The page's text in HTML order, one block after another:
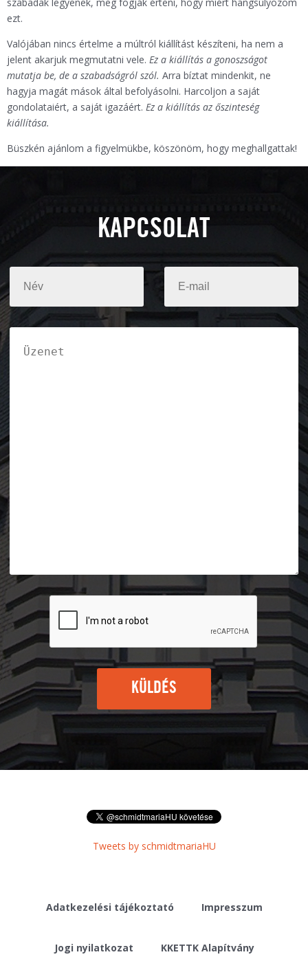
ezt.
Valójában nincs értelme a múltról kiállítást készíteni, ha nem a
jelent akarjuk megmutatni vele. Ez a kiállítás a gonoszságot
mutatja be, de a szabadságról szól. Arra bíztat mindenkit, ne
hagyja magát mások által befolyásolni. Harcoljon a saját
gondolataiért, a saját igazáért. Ez a kiállítás az őszinteség
kiállítása.
Büszkén ajánlom a figyelmükbe, köszönöm, hogy meghallgattak!
KAPCSOLAT
KÜLDÉS
Tweets by schmidtmariaHU
Adatkezelési tájékoztató Impresszum
Jogi nyilatkozat KKETTK Alapítvány